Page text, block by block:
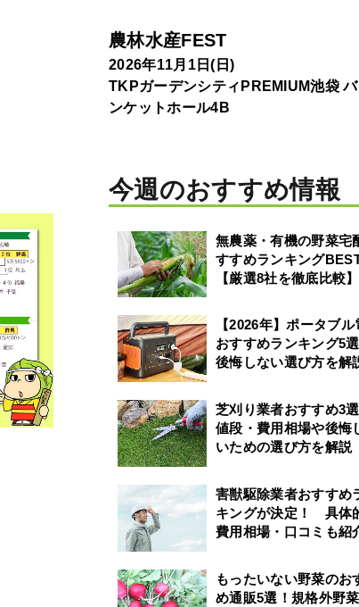
農林水産FEST
2026年11月1日(日)
TKPガーデンシティPREMIUM池袋 バ
ンケットホール4B
今週のおすすめ情報
無農薬・有機の野菜宅
すすめランキング
【厳選8社を徹底比較】
【2026年】ポータブル
おすすめランキング5
後悔しない選び方を解
芝刈り業者おすすめ3
値段・費用相場や後悔
いための選び方を解説
害獣駆除業者おすすめ
キングが決定！ 具体
費用相場・口コミも紹
もったいない野菜のお
め通販5選！規格外野